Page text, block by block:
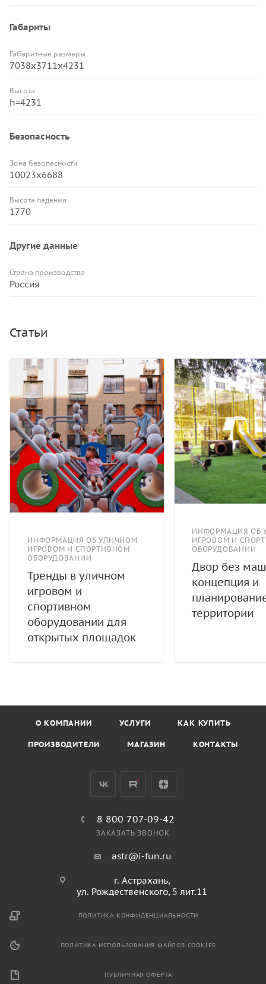
Габариты
Габаритные размеры
7038х3711х4231
Высота
h=4231
Безопасность
Зона безопасности
10023х6688
Высота падения
1770
Другие данные
Страна производства
Россия
Статьи
ИНФОРМАЦИЯ ОБ УЛИЧНОМ
ИГРОВОМ И СПОРТИВНОМ
ОБОРУДОВАНИИ
Тренды в уличном
игровом и
спортивном
оборудовании для
открытых площадок
ИНФОРМАЦИЯ ОБ
ИГРОВОМ И
ОБОРУДОВАНИИ
Двор без
концепция и
территории
О КОМПАНИИ УСЛУГИ КАК КУПИТЬ
ПРОИЗВОДИТЕЛИ МАГАЗИН КОНТАКТЫ
8 800 707-09-42
ЗАКАЗАТЬ ЗВОНОК
astr@i-fun.ru
г. Астрахань,
ул. Рождественского, 5 лит.11
ПОЛИТИКА КОНФИДЕНЦИАЛЬНОСТИ
ПОЛИТИКА ИСПОЛЬЗОВАНИЯ ФАЙЛОВ COOKIES
ПУБЛИЧНАЯ ОФЕРТА